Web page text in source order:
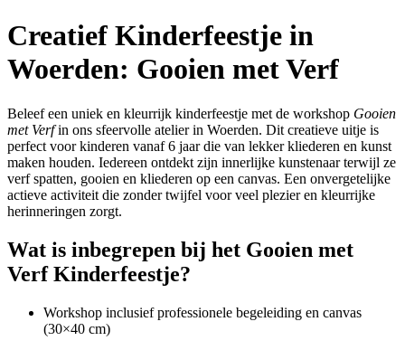
Creatief Kinderfeestje in
Woerden: Gooien met Verf
Beleef een uniek en kleurrijk kinderfeestje met de workshop Gooien
met Verfin ons sfeervolle atelier in Woerden. Dit creatieve uitje is
perfect voor kinderen vanaf 6 jaar die van lekker kliederen en kunst
maken houden. Iedereen ontdekt zijn innerlijke kunstenaar terwijl ze
verf spatten, gooien en kliederen op een canvas. Een onvergetelijke
actieve activiteit die zonder twijfel voor veel plezier en kleurrijke
herinneringen zorgt.
Wat is inbegrepen bij het Gooien met
Verf Kinderfeestje?
Workshop inclusief professionele begeleiding en canvas
(30×40 cm)